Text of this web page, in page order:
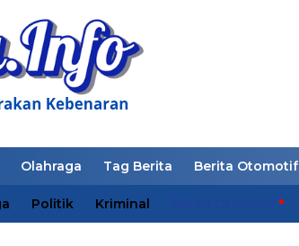
Olahraga Tag Berita Berita Otomotif
Politik Kriminal